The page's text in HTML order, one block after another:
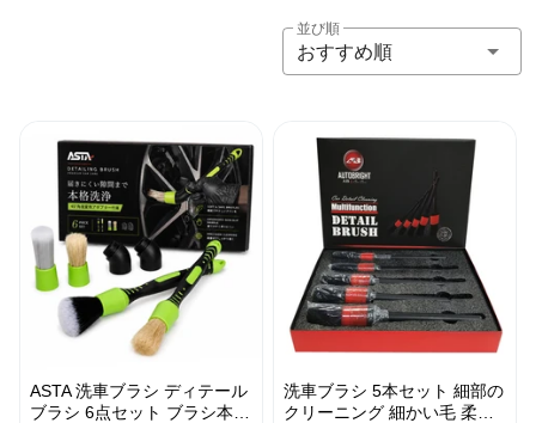
並び順
おすすめ順
ASTA 洗車ブラシ ディテール
ブラシ 6点セット ブラシ本体
洗車ブラシ 5本セット 細部の
クリーニング 細かい毛 柔ら